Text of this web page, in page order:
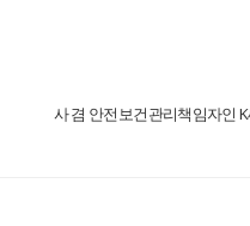
사 겸 안전보건관리책임자인